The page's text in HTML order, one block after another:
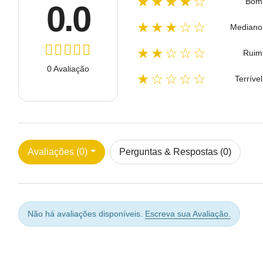
0.0
0 Avaliação
★★★☆☆ Mediano
★★☆☆☆ Ruim
★☆☆☆☆ Terrível
Avaliações (0) Perguntas & Respostas (0)
Não há avaliações disponíveis. Escreva sua Avaliação.